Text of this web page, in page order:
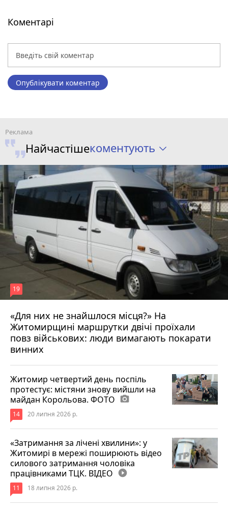
Коментарі
Опублікувати коментар
Найчастішекоментують
«Для них не знайшлося місця?» На
Житомирщині маршрутки двічі проїхали
повз військових: люди вимагають покарати
винних
19
17 липня 2026 р.
Житомир четвертий день поспіль
протестує: містяни знову вийшли на
майдан Корольова. ФОТО photo_camera
14 20 липня 2026 р.
«Затримання за лічені хвилини»: у
Житомирі в мережі поширюють відео
силового затримання чоловіка
працівниками ТЦК. ВІДЕО play_circle_filled
11 18 липня 2026 р.